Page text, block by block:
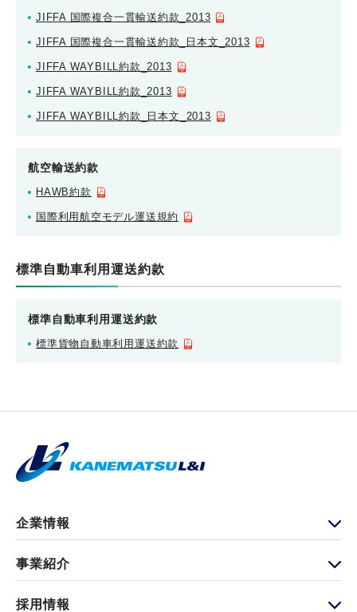
JIFFA 国際複合一貫輸送約款_2013
JIFFA 国際複合一貫輸送約款_日本文_2013
JIFFA WAYBILL約款_2013
JIFFA WAYBILL約款_2013
JIFFA WAYBILL約款_日本文_2013
航空輸送約款
HAWB約款
国際利用航空モデル運送規約
標準自動車利用運送約款
標準自動車利用運送約款
標準貨物自動車利用運送約款
企業情報
代表挨拶・経営方針
事業紹介
保険事業部
採用情報